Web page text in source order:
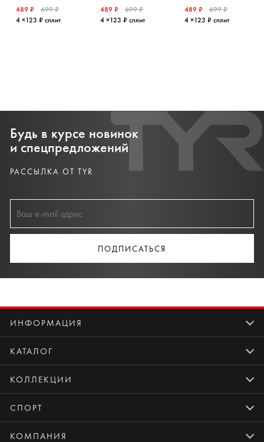
489 ₽
699 ₽
4 ×123 ₽ сплит
489 ₽
699 ₽
4 ×123 ₽ сплит
489 ₽
699 ₽
4 ×123 ₽ сплит
Будь в курсе новинок
и спецпредложений
РАССЫЛКА ОТ TYR
ПОДПИСАТЬСЯ
ИНФОРМАЦИЯ
КАТАЛОГ
КОЛЛЕКЦИИ
СПОРТ
КОМПАНИЯ